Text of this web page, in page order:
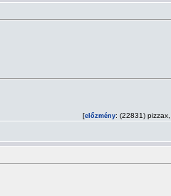
[előzmény: (22831)